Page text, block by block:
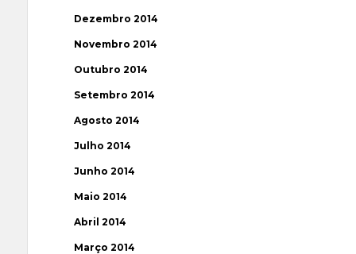
Dezembro 2014
Novembro 2014
Outubro 2014
Setembro 2014
Agosto 2014
Julho 2014
Junho 2014
Maio 2014
Abril 2014
Março 2014